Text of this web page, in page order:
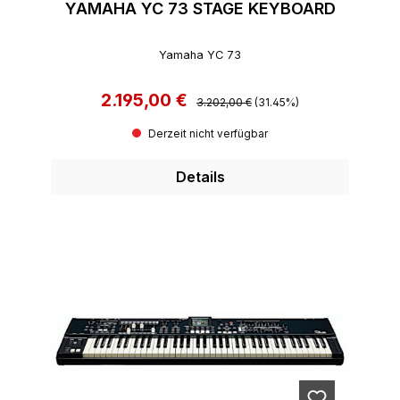
YAMAHA YC 73 STAGE KEYBOARD
Yamaha YC 73
Verkaufspreis:
2.195,00 € Regulärer Preis:
3.202,00 € (31.45%)
Derzeit nicht verfügbar
Details